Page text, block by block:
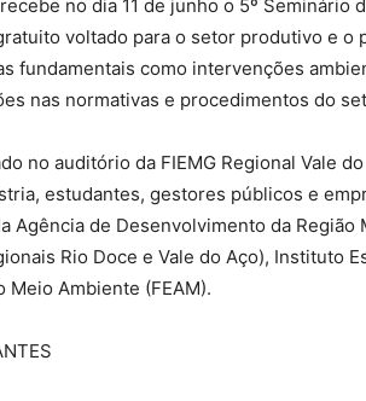
no dia 11 de junho o 5º Seminário
voltado para o setor produtivo e o
fundamentais como intervenções
nas normativas e procedimentos do
no auditório da FIEMG Regional Vale
estudantes, gestores públicos e
Agência de Desenvolvimento da Região
Rio Doce e Vale do Aço), Instituto
Meio Ambiente (FEAM).